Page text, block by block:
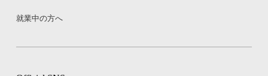
就業中の方へ